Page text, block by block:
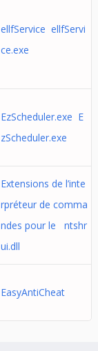
ellfService ellfServi
ce.exe
EzScheduler.exe E
zScheduler.exe
Extensions de l’inte
rpréteur de comma
ndes pour le ntshr
ui.dll
EasyAntiCheat